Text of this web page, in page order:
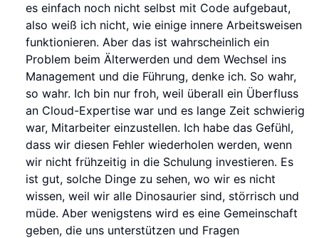
es einfach noch nicht selbst mit Code aufgebaut,
also weiß ich nicht, wie einige innere Arbeitsweisen
funktionieren. Aber das ist wahrscheinlich ein
Problem beim Älterwerden und dem Wechsel ins
Management und die Führung, denke ich. So wahr,
so wahr. Ich bin nur froh, weil überall ein Überfluss
an Cloud-Expertise war und es lange Zeit schwierig
war, Mitarbeiter einzustellen. Ich habe das Gefühl,
dass wir diesen Fehler wiederholen werden, wenn
wir nicht frühzeitig in die Schulung investieren. Es
ist gut, solche Dinge zu sehen, wo wir es nicht
wissen, weil wir alle Dinosaurier sind, störrisch und
müde. Aber wenigstens wird es eine Gemeinschaft
geben, die uns unterstützen und Fragen